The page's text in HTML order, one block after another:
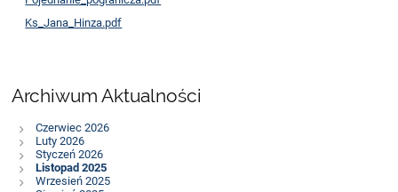
Ks_Jana_Hinza.pdf
Archiwum Aktualności
Czerwiec 2026
Luty 2026
Styczeń 2026
Listopad 2025
Wrzesień 2025